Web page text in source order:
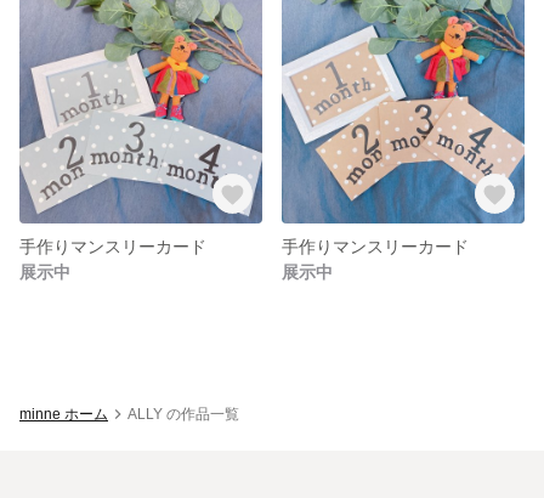
手作りマンスリーカード
展示中
手作りマンスリーカード
展示中
minne ホーム ALLY の作品一覧